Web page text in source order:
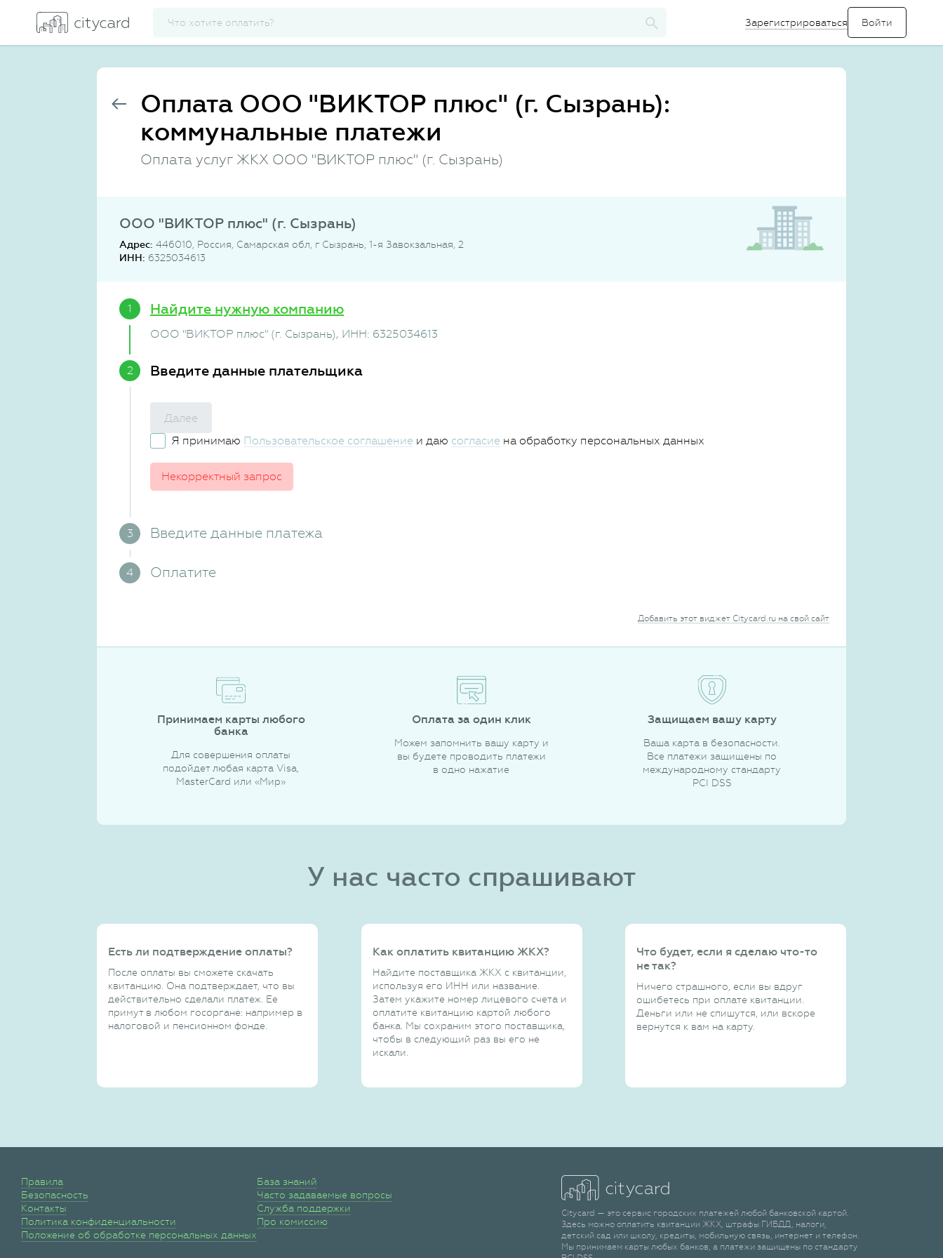
Зарегистрироваться
Оплата ООО "ВИКТОР плюс" (г. Сызрань):
коммунальные платежи
Оплата услуг ЖКХ ООО "ВИКТОР плюс" (г. Сызрань)
ООО "ВИКТОР плюс" (г. Сызрань)
Адрес: 446010, Россия, Самарская обл, г Сызрань, 1-я Завокзальная, 2
ИНН: 6325034613
Найдите нужную компанию
ООО "ВИКТОР плюс" (г. Сызрань), ИНН: 6325034613
Введите данные плательщика
Далее
Я принимаю Пользовательское соглашение и даю согласие на обработку персональных данных
Некорректный запрос
Введите данные платежа
Оплатите
Добавить этот виджет Citycard.ru на свой сайт
Принимаем карты любого
банка
Для совершения оплаты
подойдет любая карта Visa,
MasterCard или «Мир»
Оплата за один клик
Можем запомнить вашу карту и
вы будете проводить платежи
в одно нажатие
Защищаем вашу карту
Ваша карта в безопасности.
Все платежи защищены по
международному стандарту
PCI DSS
У нас часто спрашивают
Есть ли подтверждение оплаты?
После оплаты вы сможете скачать
квитанцию. Она подтверждает, что вы
действительно сделали платеж. Ее
примут в любом госоргане: например в
налоговой и пенсионном фонде.
Как оплатить квитанцию ЖКХ?
Найдите поставщика ЖКХ с квитанции,
используя его ИНН или название.
Затем укажите номер лицевого счета и
оплатите квитанцию картой любого
банка. Мы сохраним этого поставщика,
чтобы в следующий раз вы его не
искали.
Что будет, если я сделаю что-то
не так?
Ничего страшного, если вы вдруг
ошибетесь при оплате квитанции.
Деньги или не спишутся, или вскоре
вернутся к вам на карту.
Правила
Безопасность
Контакты
Политика конфиденциальности
Положение об обработке персональных данных
База знаний
Часто задаваемые вопросы
Служба поддержки
Про комиссию
Citycard — это сервис городских платежей любой банковской картой.
Здесь можно оплатить квитанции ЖКХ, штрафы ГИБДД, налоги,
детский сад или школу, кредиты, мобильную связь, интернет и телефон.
Мы принимаем карты любых банков, а платежи защищены по стандарту